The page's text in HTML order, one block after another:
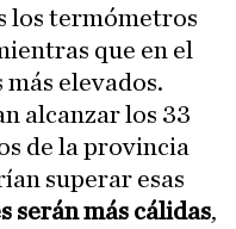
los termómetros
que en el
más elevados.
alcanzar los 33
de la provincia
superar esas
serán más cálidas,